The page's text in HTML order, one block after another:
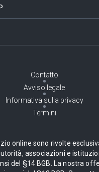
Contatto
Avviso legale
Informativa sulla privacy
Termini
online sono rivolte
associazioni e
del §14 BGB. La nostra